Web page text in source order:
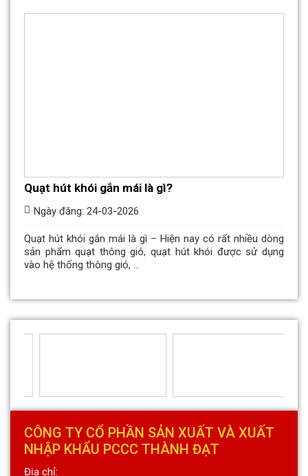
Quạt hút khói gắn mái là gì?
Ngày đăng: 24-03-2026
Quạt hút khói gắn mái là gì – Hiện nay có rất nhiều dòng
sản phẩm quạt thông gió, quạt hút khói được sử dụng
vào hệ thống thông gió, ...
CÔNG TY CỔ PHẦN SẢN XUẤT VÀ XUẤT
NHẬP KHẨU PCCC THÀNH ĐẠT
Địa chỉ: